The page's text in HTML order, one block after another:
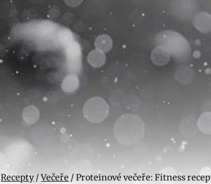
Recepty/ Večeře / Proteinové večeře: Fitness